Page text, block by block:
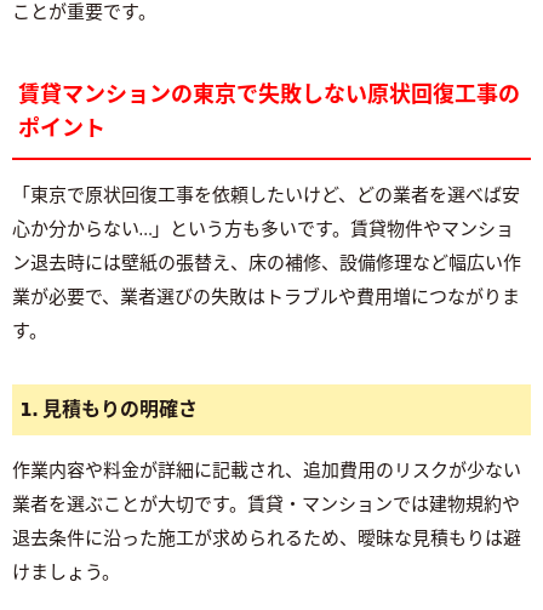
ことが重要です。
賃貸マンションの東京で失敗しない原状回復工事の
ポイント
「東京で原状回復工事を依頼したいけど、どの業者を選べば安
心か分からない…」という方も多いです。賃貸物件やマンショ
ン退去時には壁紙の張替え、床の補修、設備修理など幅広い作
業が必要で、業者選びの失敗はトラブルや費用増につながりま
す。
1. 見積もりの明確さ
作業内容や料金が詳細に記載され、追加費用のリスクが少ない
業者を選ぶことが大切です。賃貸・マンションでは建物規約や
退去条件に沿った施工が求められるため、曖昧な見積もりは避
けましょう。